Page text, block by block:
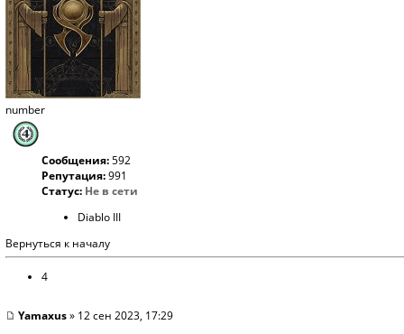
number
Сообщения:592
Репутация:991
Статус: Не в сети
Diablo III
Вернуться к началу
4
Yamaxus» 12 сен 2023, 17:29